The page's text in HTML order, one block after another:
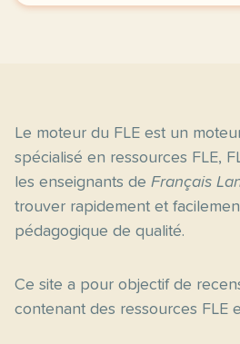
Le moteur du FLE est un
spécialisé en ressources FLE,
les enseignants de Français
trouver rapidement et
pédagogique de qualité.
Ce site a pour objectif de
contenant des ressources FLE